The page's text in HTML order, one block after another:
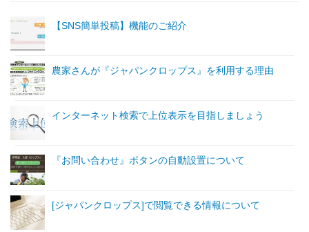
【SNS簡単投稿】機能のご紹介
農家さんが『ジャパンクロップス』を利用する理由
インターネット検索で上位表示を目指しましょう
『お問い合わせ』ボタンの自動設置について
[ジャパンクロップス]で閲覧できる情報について